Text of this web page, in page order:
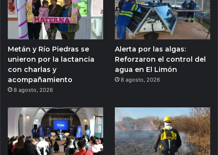
Metán y Río Piedras se
unieron por la lactancia
con charlas y
acompañamiento
8 agosto, 2026
Alerta por las algas:
Reforzaron el control del
agua en El Limón
8 agosto, 2026